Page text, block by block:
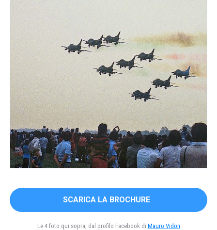
SCARICA LA BROCHURE
Le 4 foto qui sopra, dal profilo Facebook di Mauro Vidon